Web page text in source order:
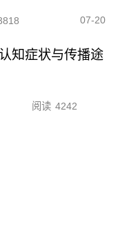
07-20
知症状与传播途
阅读 4242